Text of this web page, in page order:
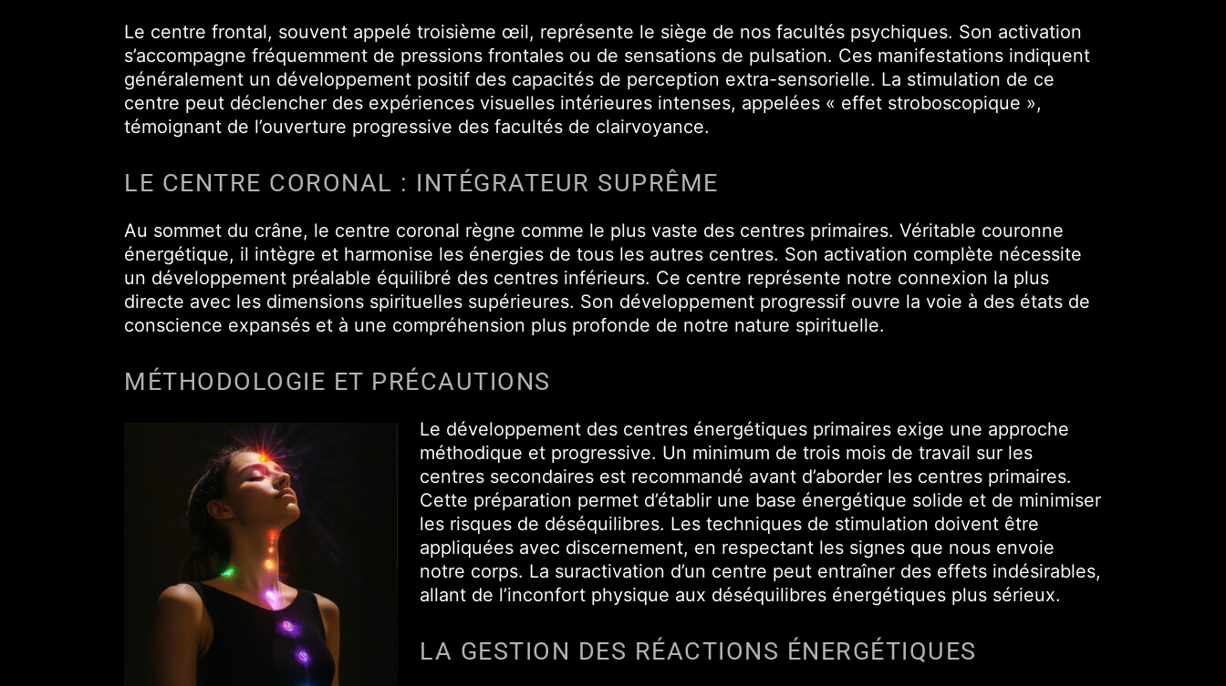
Le centre frontal, souvent appelé troisième œil, représente le siège de nos facultés psychiques. Son activation
s’accompagne fréquemment de pressions frontales ou de sensations de pulsation. Ces manifestations indiquent
généralement un développement positif des capacités de perception extra-sensorielle. La stimulation de ce
centre peut déclencher des expériences visuelles intérieures intenses, appelées « effet stroboscopique »,
témoignant de l’ouverture progressive des facultés de clairvoyance.
LE CENTRE CORONAL : INTÉGRATEUR SUPRÊME
Au sommet du crâne, le centre coronal règne comme le plus vaste des centres primaires. Véritable couronne
énergétique, il intègre et harmonise les énergies de tous les autres centres. Son activation complète nécessite
un développement préalable équilibré des centres inférieurs. Ce centre représente notre connexion la plus
directe avec les dimensions spirituelles supérieures. Son développement progressif ouvre la voie à des états de
conscience expansés et à une compréhension plus profonde de notre nature spirituelle.
MÉTHODOLOGIE ET PRÉCAUTIONS
Le développement des centres énergétiques primaires exige une approche
méthodique et progressive. Un minimum de trois mois de travail sur les
centres secondaires est recommandé avant d’aborder les centres primaires.
Cette préparation permet d’établir une base énergétique solide et de minimiser
les risques de déséquilibres. Les techniques de stimulation doivent être
appliquées avec discernement, en respectant les signes que nous envoie
notre corps. La suractivation d’un centre peut entraîner des effets indésirables,
allant de l’inconfort physique aux déséquilibres énergétiques plus sérieux.
LA GESTION DES RÉACTIONS ÉNERGÉTIQUES